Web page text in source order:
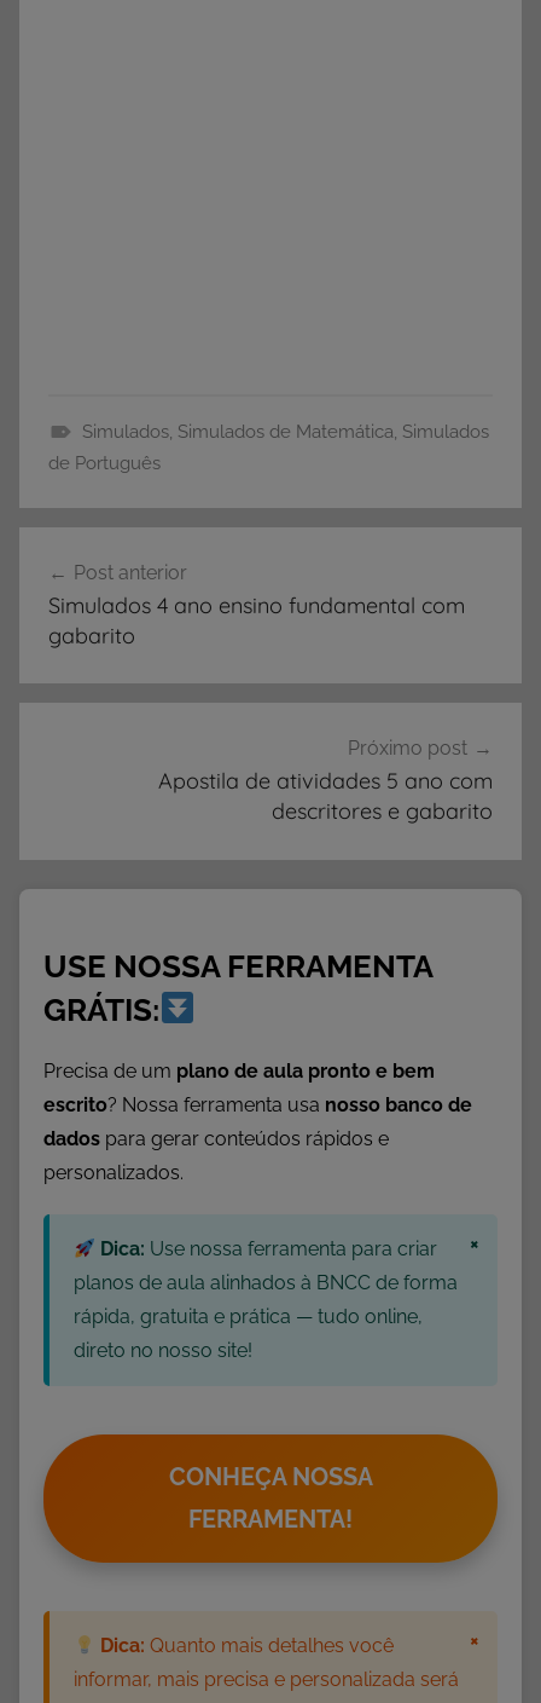
S
m
a
d
o
Simulados, Simulados de Matemática Simulados
de Português
de
Post
Post anterior
Simulados 4 ano ensino fundamental com
gabarito
Próximo post
Apostila de atividades 5 ano com
descritores e gabarito
USE NOSSA FERRAMENTA
GRÁTIS:
Precisa de um plano de aula pronto e bem
escrito? Nossa ferramenta usa nosso banco de
dados para gerar conteúdos rápidos e
personalizados.
Dica: Use nossa ferramenta para criar
planos de aula alinhados à BNCC de forma
rápida, gratuita e prática — tudo online,
direto no nosso site!
×
CONHEÇA NOSSA
FERRAMENTA!
Dica: Quanto mais detalhes você
informar, mais precisa e personalizada será
×